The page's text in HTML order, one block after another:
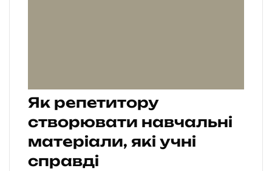
Як репетитору
створювати навчальні
матеріали, які учні
справді